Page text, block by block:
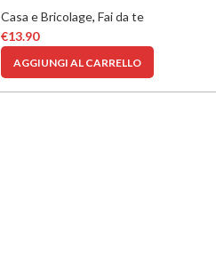
Casa e Bricolage, Fai da te
€13.90
AGGIUNGI AL CARRELLO